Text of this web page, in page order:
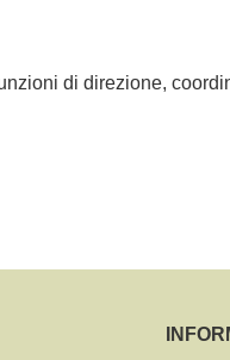
di direzione,